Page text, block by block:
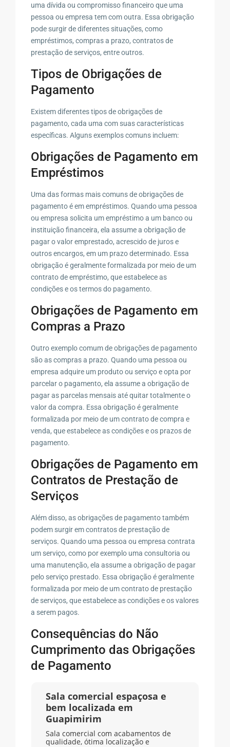
uma dívida ou compromisso financeiro que uma
pessoa ou empresa tem com outra. Essa obrigação
pode surgir de diferentes situações, como
empréstimos, compras a prazo, contratos de
prestação de serviços, entre outros.
Tipos de Obrigações de
Pagamento
Existem diferentes tipos de obrigações de
pagamento, cada uma com suas características
específicas. Alguns exemplos comuns incluem:
Obrigações de Pagamento em
Empréstimos
Uma das formas mais comuns de obrigações de
pagamento é em empréstimos. Quando uma pessoa
ou empresa solicita um empréstimo a um banco ou
instituição financeira, ela assume a obrigação de
pagar o valor emprestado, acrescido de juros e
outros encargos, em um prazo determinado. Essa
obrigação é geralmente formalizada por meio de um
contrato de empréstimo, que estabelece as
condições e os termos do pagamento.
Obrigações de Pagamento em
Compras a Prazo
Outro exemplo comum de obrigações de pagamento
são as compras a prazo. Quando uma pessoa ou
empresa adquire um produto ou serviço e opta por
parcelar o pagamento, ela assume a obrigação de
pagar as parcelas mensais até quitar totalmente o
valor da compra. Essa obrigação é geralmente
formalizada por meio de um contrato de compra e
venda, que estabelece as condições e os prazos de
pagamento.
Obrigações de Pagamento em
Contratos de Prestação de
Serviços
Além disso, as obrigações de pagamento também
podem surgir em contratos de prestação de
serviços. Quando uma pessoa ou empresa contrata
um serviço, como por exemplo uma consultoria ou
uma manutenção, ela assume a obrigação de pagar
pelo serviço prestado. Essa obrigação é geralmente
formalizada por meio de um contrato de prestação
de serviços, que estabelece as condições e os valores
a serem pagos.
Consequências do Não
Cumprimento das Obrigações
de Pagamento
Sala comercial espaçosa e
bem localizada em
Guapimirim
Sala comercial com acabamentos de
qualidade, ótima localização e